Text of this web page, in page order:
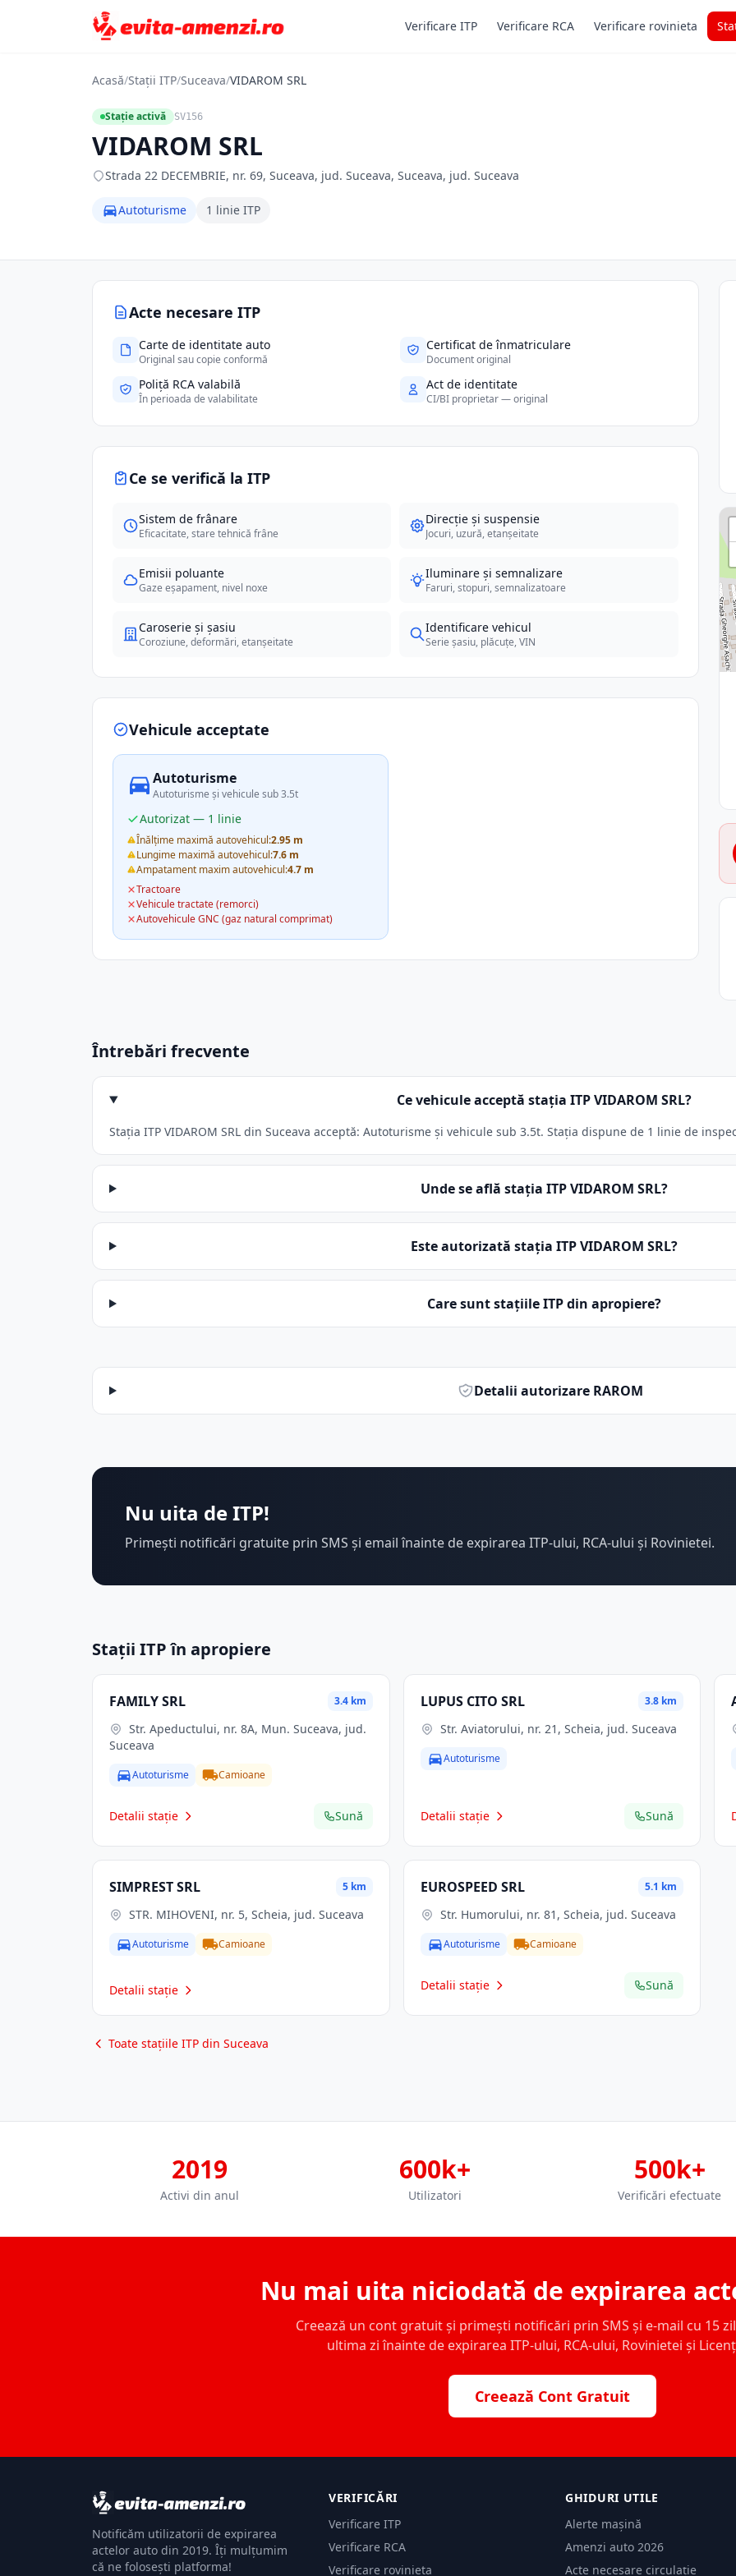
Verificare ITP Verificare RCA Verificare rovinieta
Acasă/Stații ITP/Suceava/VIDAROM SRL
Stație activă SV156
VIDAROM SRL
Strada 22 DECEMBRIE, nr. 69, Suceava, jud. Suceava, Suceava, jud. Suceava
Autoturisme 1 linie ITP
Acte necesare ITP
Carte de identitate auto
Original sau copie conformă
Certificat de înmatriculare
Document original
Poliță RCA valabilă
În perioada de valabilitate
Act de identitate
CI/BI proprietar — original
Ce se verifică la ITP
Sistem de frânare
Eficacitate, stare tehnică frâne
Direcție și suspensie
Jocuri, uzură, etanșeitate
Emisii poluante
Gaze eșapament, nivel noxe
Iluminare și semnalizare
Faruri, stopuri, semnalizatoare
Caroserie și șasiu
Coroziune, deformări, etanșeitate
Identificare vehicul
Serie șasiu, plăcuțe, VIN
Vehicule acceptate
Autoturisme
Autoturisme și vehicule sub 3.5t
Autorizat — 1 linie
Înălțime maximă autovehicul:2.95 m
Lungime maximă autovehicul:7.6 m
Ampatament maxim autovehicul:4.7 m
Tractoare
Vehicule tractate (remorci)
Autovehicule GNC (gaz natural comprimat)
Întrebări frecvente
Ce vehicule acceptă stația ITP VIDAROM SRL?
Stația ITP VIDAROM SRL din Suceava acceptă: Autoturisme și vehicule sub 3.5t. Stația dispune de 1 linie de
Unde se află stația ITP VIDAROM SRL?
Este autorizată stația ITP VIDAROM SRL?
Care sunt stațiile ITP din apropiere?
Detalii autorizare RAROM
Nu uita de ITP!
Primești notificări gratuite prin SMS și email înainte de expirarea ITP-ului, RCA-ului și Rovinietei.
Stații ITP în apropiere
FAMILY SRL 3.4 km
Suceava
Autoturisme Camioane
Detalii stație Sună
LUPUS CITO SRL 3.8 km
Str. Aviatorului, nr. 21, Scheia, jud. Suceava
Autoturisme
Detalii stație Sună
SIMPREST SRL 5 km
STR. MIHOVENI, nr. 5, Scheia, jud. Suceava
Autoturisme Camioane
Detalii stație
EUROSPEED SRL 5.1 km
Str. Humorului, nr. 81, Scheia, jud. Suceava
Autoturisme Camioane
Detalii stație Sună
Toate stațiile ITP din Suceava
2019
Activi din anul
600k+
Utilizatori
500k+
Verificări efectuate
Nu mai uita niciodată de expirarea
Creează un cont gratuit și primești notificări prin SMS și e-mail cu 15
ultima zi înainte de expirarea ITP-ului, RCA-ului, Rovinietei și
Creează Cont Gratuit
Notificăm utilizatorii de expirarea
actelor auto din 2019. Îți mulțumim
că ne folosești platforma!
VERIFICĂRI
Verificare ITP
Verificare RCA
Verificare rovinieta
GHIDURI UTILE
Alerte mașină
Amenzi auto 2026
Acte necesare circulație